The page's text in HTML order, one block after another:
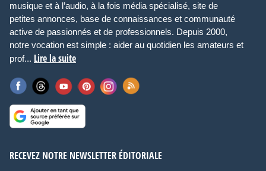
musique et à l’audio, à la fois média spécialisé, site de
petites annonces, base de connaissances et communauté
active de passionnés et de professionnels. Depuis 2000,
notre vocation est simple : aider au quotidien les amateurs et
prof... Lire la suite
RECEVEZ NOTRE NEWSLETTER ÉDITORIALE